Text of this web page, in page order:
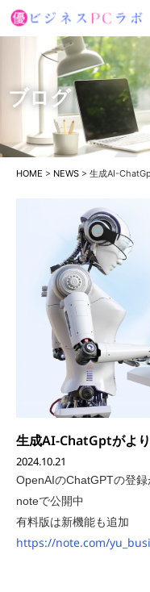
ブログ
HOME > NEWS > 生成AI-
生成AI-ChatGptがよ
2024.10.21
OpenAIのChatGPTの登録
noteで公開中
有料版は新機能も追加
https://note.com/